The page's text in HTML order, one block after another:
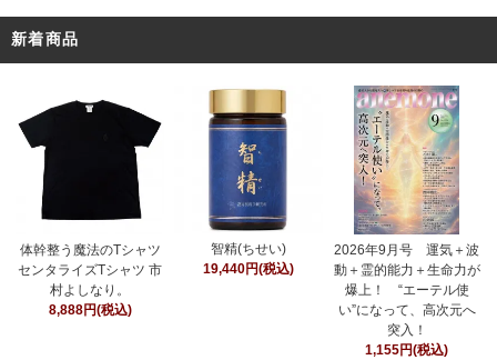
新着商品
体幹整う魔法のTシャツ
センタライズTシャツ 市
村よしなり。
8,888円(税込)
智精(ちせい)
19,440円(税込)
2026年9月号 運気＋波
動＋霊的能力＋生命力が
爆上！ “エーテル使
い”になって、高次元へ
突入！
1,155円(税込)